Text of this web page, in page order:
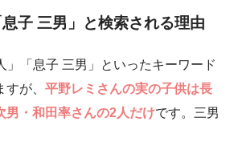
息子 三男」と検索される理由
」「息子 三男」といったキーワード
が、 平野レミさんの実の子供は長
男・和田率さんの2人だけです。三男